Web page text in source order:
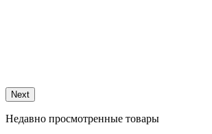
Next
Недавно просмотренные товары